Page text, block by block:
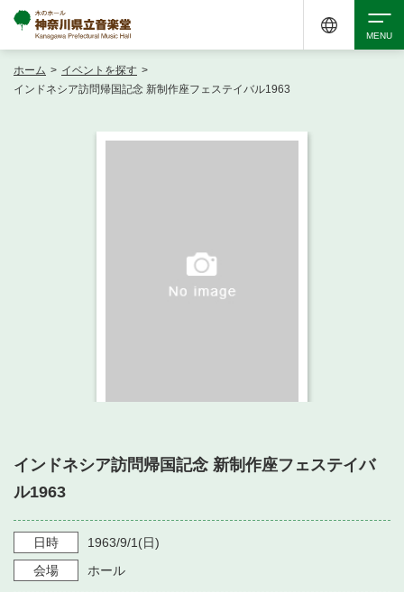
・ フロアマップ
・ よくある質問
・ 空き状況
・ 利用料金
・ 音楽堂のご案内
・ フロアマップ
・ 芸術参与
神奈川県立音楽堂
SNS
ホーム > イベントを探す >
インドネシア訪問帰国記念 新制作座フェステイバル1963
インドネシア訪問帰国記念 新制作座フェステイバ
ル1963
日時 1963/9/1 (日)
会場
ホール